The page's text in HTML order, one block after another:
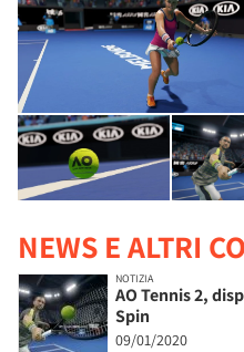
NEWS E ALTRI
NOTIZIA
AO Tennis 2,
Spin
09/01/2020